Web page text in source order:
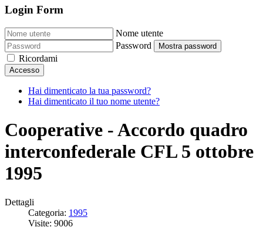
Login Form
Nome utente
Password
Mostra password
Ricordami
Accesso
Hai dimenticato la tua password?
Hai dimenticato il tuo nome utente?
Cooperative - Accordo quadro
interconfederale CFL 5 ottobre
1995
Dettagli
Categoria: 1995
Visite: 9006